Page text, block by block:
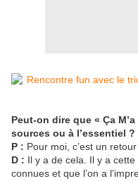
Peut-on dire que « Ça
sources ou à l’essentiel ?
P : Pour moi, c’est un retour
D : Il y a de cela. Il y a
connues et que l’on a